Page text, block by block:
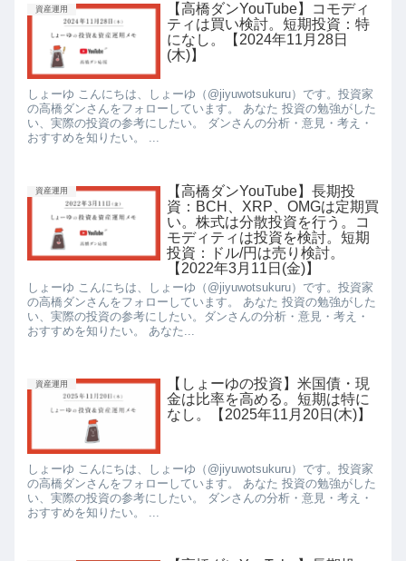
資産運用
【高橋ダンYouTube】コモディ
ティは買い検討。短期投資：特
になし。【2024年11月28日
(木)】
しょーゆ こんにちは、しょーゆ（@jiyuwotsukuru）です。投資家
の高橋ダンさんをフォローしています。 あなた 投資の勉強がした
い、実際の投資の参考にしたい。 ダンさんの分析・意見・考え・
おすすめを知りたい。 ...
資産運用
【高橋ダンYouTube】長期投
資：BCH、XRP、OMGは定期買
い。株式は分散投資を行う。コ
モディティは投資を検討。短期
投資：ドル/円は売り検討。
【2022年3月11日(金)】
しょーゆ こんにちは、しょーゆ（@jiyuwotsukuru）です。投資家
の高橋ダンさんをフォローしています。 あなた 投資の勉強がした
い、実際の投資の参考にしたい。ダンさんの分析・意見・考え・
おすすめを知りたい。 あなた...
資産運用
【しょーゆの投資】米国債・現
金は比率を高める。短期は特に
なし。【2025年11月20日(木)】
しょーゆ こんにちは、しょーゆ（@jiyuwotsukuru）です。投資家
の高橋ダンさんをフォローしています。 あなた 投資の勉強がした
い、実際の投資の参考にしたい。 ダンさんの分析・意見・考え・
おすすめを知りたい。 ...